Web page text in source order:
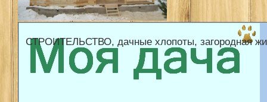
СТРОИТЕЛЬСТВО, дачные хлопоты, загородная